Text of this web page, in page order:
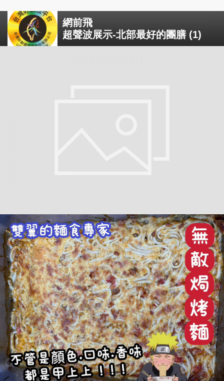
網前飛
超聲波展示-北部最好的團膳 (1)